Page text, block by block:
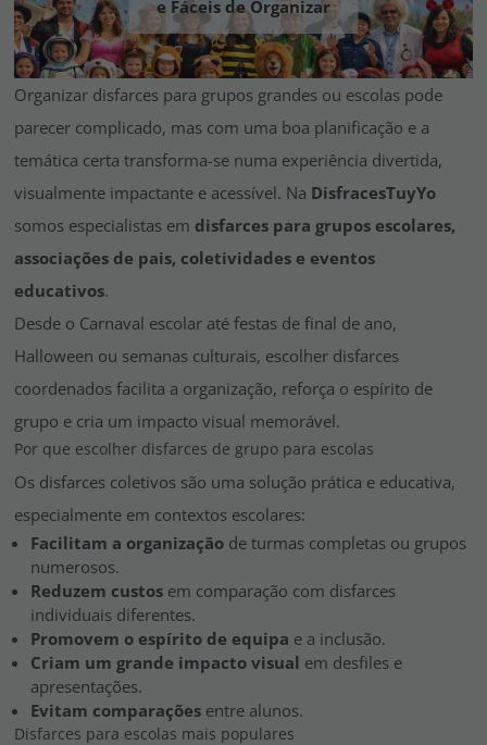
Vá em frente! Estávamos esperando por você.
CRIAR CONTA
e Fáceis de Organizar
Organizar disfarces para grupos grandes ou escolas pode
parecer complicado, mas com uma boa planificação e a
temática certa transforma-se numa experiência divertida,
visualmente impactante e acessível. Na DisfracesTuyYo
somos especialistas em disfarces para grupos escolares,
associações de pais, coletividades e eventos
educativos.
Desde o Carnaval escolar até festas de final de ano,
Halloween ou semanas culturais, escolher disfarces
coordenados facilita a organização, reforça o espírito de
grupo e cria um impacto visual memorável.
Por que escolher disfarces de grupo para escolas
Os disfarces coletivos são uma solução prática e educativa,
especialmente em contextos escolares:
Facilitam a organização de turmas completas ou grupos
numerosos.
Reduzem custos em comparação com disfarces
individuais diferentes.
Promovem o espírito de equipa e a inclusão.
Criam um grande impacto visual em desfiles e
apresentações.
Evitam comparações entre alunos.
Disfarces para escolas mais populares